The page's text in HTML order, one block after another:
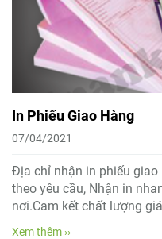
In Phiếu Giao Hàng
07/04/2021
Địa chỉ nhận in phiếu giao
theo yêu cầu, Nhận in
nơi.Cam kết chất lượng
Xem thêm ››